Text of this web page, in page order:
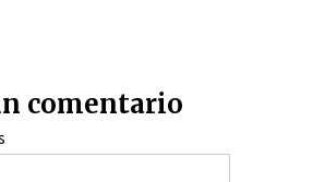
comentario